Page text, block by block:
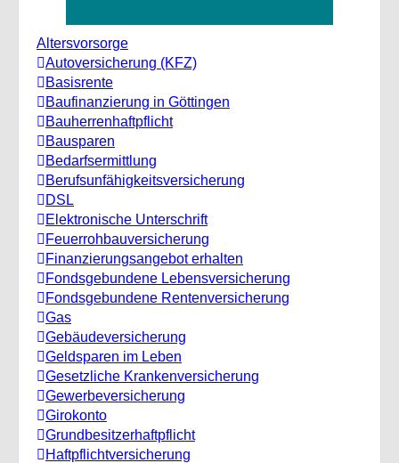
Altersvorsorge
Autoversicherung (KFZ)
Basisrente
Baufinanzierung in Göttingen
Bauherrenhaftpflicht
Bausparen
Bedarfsermittlung
Berufs­unfähigkeitsversicherung
DSL
Elektronische Unterschrift
Feuerrohbauversicherung
Finanzierungsangebot erhalten
Fondsgebundene Lebensversicherung
Fondsgebundene Rentenversicherung
Gas
Gebäudeversicherung
Geldsparen im Leben
Gesetzliche Krankenversicherung
Gewerbeversicherung
Girokonto
Grundbesitzerhaftpflicht
Haftpflichtversicherung